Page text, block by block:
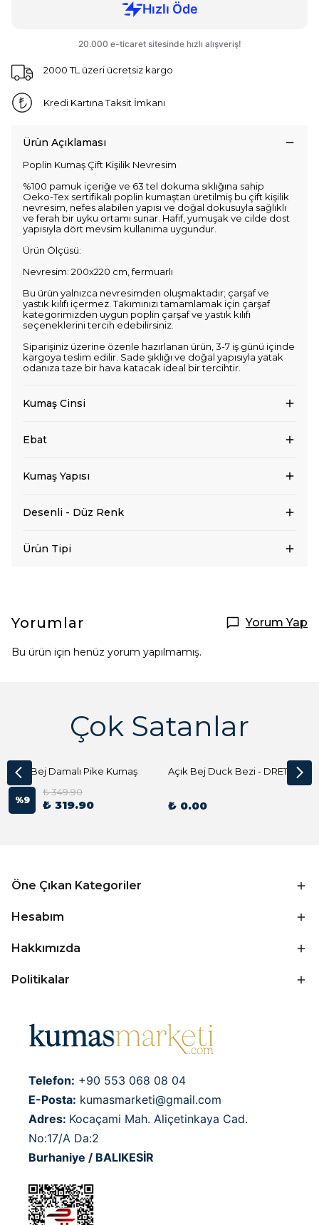
2000 TL üzeri ücretsiz kargo
Kredi Kartına Taksit İmkanı
Ürün Açıklaması
Poplin Kumaş Çift Kişilik Nevresim
%100 pamuk içeriğe ve 63 tel dokuma sıklığına sahip
Oeko-Tex sertifikalı poplin kumaştan üretilmiş bu çift kişilik
nevresim, nefes alabilen yapısı ve doğal dokusuyla sağlıklı
ve ferah bir uyku ortamı sunar. Hafif, yumuşak ve cilde dost
yapısıyla dört mevsim kullanıma uygundur.
Ürün Ölçüsü:
Nevresim: 200x220 cm, fermuarlı
Bu ürün yalnızca nevresimden oluşmaktadır; çarşaf ve
yastık kılıfı içermez. Takımınızı tamamlamak için çarşaf
kategorimizden uygun poplin çarşaf ve yastık kılıfı
seçeneklerini tercih edebilirsiniz.
Siparişiniz üzerine özenle hazırlanan ürün, 3-7 iş günü içinde
kargoya teslim edilir. Sade şıklığı ve doğal yapısıyla yatak
odanıza taze bir hava katacak ideal bir tercihtir.
Kumaş Cinsi
Ebat
Kumaş Yapısı
Desenli - Düz Renk
Ürün Tipi
Yorumlar Yorum Yap
Bu ürün için henüz yorum yapılmamış.
Çok Satanlar
Açık Bej Damalı Pike Kumaş
%9
₺ 349.90
₺ 319.90
Açık Bej Duck Bezi - DRE1144 Kumaş Peçete
₺ 0.00
Öne Çıkan Kategoriler
Hesabım
Hakkımızda
Politikalar
Telefon: +90 553 068 08 04
E-Posta: kumasmarketi@gmail.com
Adres: Kocaçami Mah. Aliçetinkaya Cad.
No:17/A Da:2
Burhaniye / BALIKESİR